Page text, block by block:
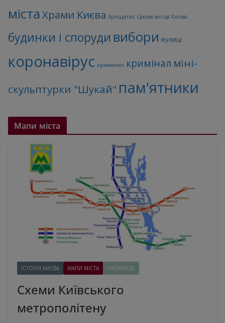
міста Храми Києва Хрещатик Цікаві місця Києва
будинки і споруди вибори вулиці
коронавірус криминал кримінал міні-
скульптурки "Шукай" пам'ятники
Мапи міста
ІСТОРІЯ КИЄВА МАПИ МІСТА НАЙКРАЩЕ
Схеми Київського
метрополітену